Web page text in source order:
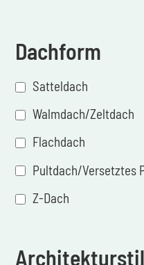
Dachform
Satteldach
Walmdach/Zeltdach
Flachdach
Pultdach/Versetztes
Z-Dach
Architekturstil